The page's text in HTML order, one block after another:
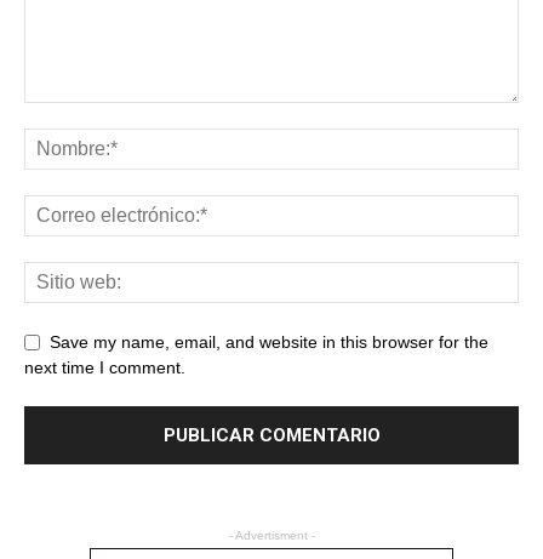
Save my name, email, and website in this browser for the
next time I comment.
- Advertisment -